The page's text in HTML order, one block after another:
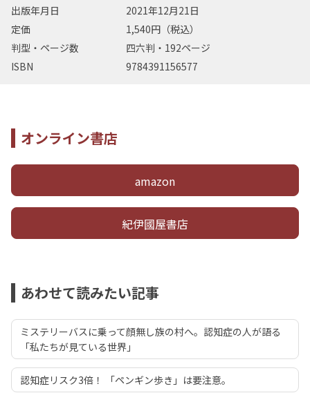
出版年月日
2021年12月21日
定価
1,540円（税込）
判型・ページ数
四六判・192ページ
ISBN
9784391156577
オンライン書店
amazon
紀伊國屋書店
あわせて読みたい記事
ミステリーバスに乗って顔無し族の村へ。認知症の人が語る
「私たちが見ている世界」
認知症リスク3倍！ 「ペンギン歩き」は要注意。